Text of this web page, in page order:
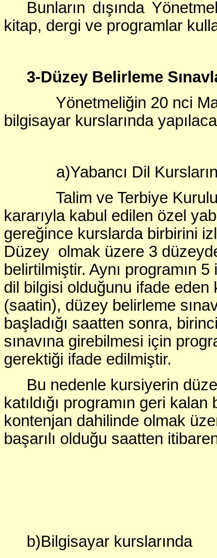
Bunların dışında
kitap, dergi ve programlar
3-Düzey Belirleme
Yönetmeliğin 20 nci
bilgisayar kurslarında
a)Yabancı Dil
Talim ve Terbiye
kararıyla kabul edilen özel
gereğince kurslarda birbirini
Düzey olmak üzere 3
belirtilmiştir. Aynı programın
dil bilgisi olduğunu ifade eden
(saatin), düzey belirleme
başladığı saatten sonra,
sınavına girebilmesi için
gerektiği ifade edilmiştir.
Bu nedenle kursiyerin
katıldığı programın geri
kontenjan dahilinde olmak
başarılı olduğu saatten
b)Bilgisayar kurslarında